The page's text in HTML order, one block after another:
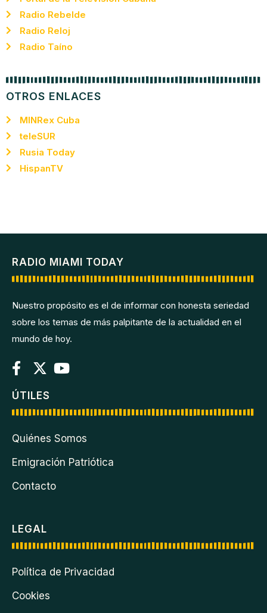
Radio Rebelde
Radio Reloj
Radio Taíno
OTROS ENLACES
MINRex Cuba
teleSUR
Rusia Today
HispanTV
RADIO MIAMI TODAY
Nuestro propósito es el de informar con honesta seriedad
sobre los temas de más palpitante de la actualidad en el
mundo de hoy.
ÚTILES
Quiénes Somos
Emigración Patriótica
Contacto
LEGAL
Política de Privacidad
Cookies